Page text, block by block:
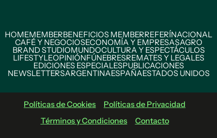
HOMEMEMBERBENEFICIOS MEMBERREFERÍNACIONAL
CAFÉ Y NEGOCIOSECONOMÍA Y EMPRESASAGRO
BRAND STUDIOMUNDOCULTURA Y ESPECTÁCULOS
LIFESTYLEOPINIÓNFÚNEBRESREMATES Y LEGALES
EDICIONES ESPECIALESPUBLICACIONES
NEWSLETTERSARGENTINAESPAÑAESTADOS UNIDOS
Políticas de Cookies
Políticas de Privacidad
Términos y Condiciones
Contacto